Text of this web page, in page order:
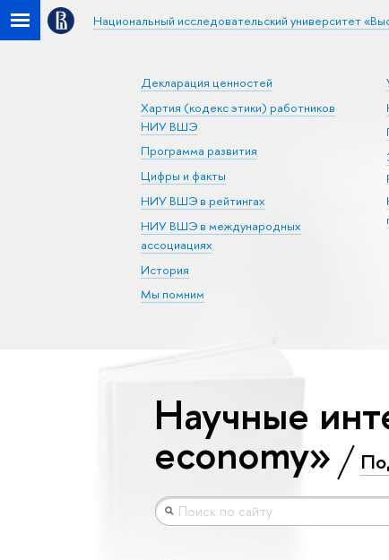
Национальный исследовательский университет
Декларация ценностей
Хартия (кодекс этики) работников
НИУ ВШЭ
Программа развития
Цифры и факты
НИУ ВШЭ в рейтингах
НИУ ВШЭ в международных
ассоциациях
История
Мы помним
Научные
economy»